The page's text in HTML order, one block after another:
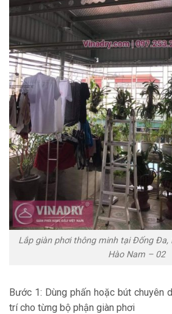
Lắp giàn phơi thông minh tại Đống Đa,
Hào Nam – 02
Bước 1: Dùng phấn hoặc bút chuyên
trí cho từng bộ phận giàn phơi